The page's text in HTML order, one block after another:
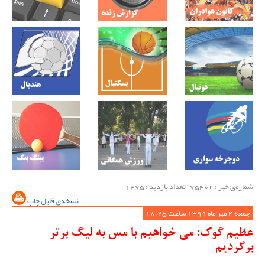
شماره‌ی خبر : ‌75402 | تعداد بازدید : 1475
نسخه‌ی قابل چاپ
جمعه 4 مهر ماه 1399 ساعت 18:25
عظیم گوک: می خواهیم با مس به لیگ برتر
برگردیم